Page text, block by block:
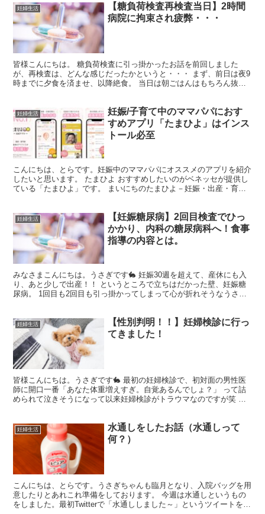
妊婦生活
【糖負荷検査再検査当日】2時間
病院に拘束され疲弊・・・
皆様こんにちは。 糖負荷検査に引っ掛かったお話を前回しました
が、再検査は、どんな感じだったかというと・・・ まず、前日は夜9
時までに夕食を済ませ、以降絶食。 当日は朝ごはんはもちろん抜
妊婦生活
妊娠/子育て中のママパパにおす
すめアプリ「たまひよ」はインス
トール必至
こんにちは、とらです。妊娠中のママパパにオススメのアプリを紹介
したいと思います。 たまひよ おすすめしたいのがベネッセが提供し
ている「たまひよ」です。 まいにちのたまひよ－妊娠・出産・育児
妊婦生活
【妊娠糖尿病】2回目検査でひっ
かかり、内科の糖尿病科へ！食事
指導の内容とは。
みなさまこんにちは。うさぎです🐇 妊娠30週を超えて、産休にも入
り、あと少しで出産！！ というところで立ちはだかった壁、妊娠糖
尿病。 1回目も2回目も引っ掛かってしまって心が折れそうなうさぎ
妊婦生活
【性別判明！！】妊婦検診に行っ
てきました！
皆様こんにちは。うさぎです🐇 最初の妊婦検診で、初対面の男性医
師に開口一番「あなた体重増えすぎ。自覚あるんでしょ？」 って詰
められて泣きそうになって以来妊婦検診がトラウマなのですが笑 い
妊婦生活
水通しをしたお話（水通しって
何？）
こんにちは、とらです。うさぎちゃんも臨月となり、入院バッグを用
意したりとあれこれ準備をしております。 今週は水通しというもの
をしました。最初Twitterで「水通ししました～」というツイートをさ